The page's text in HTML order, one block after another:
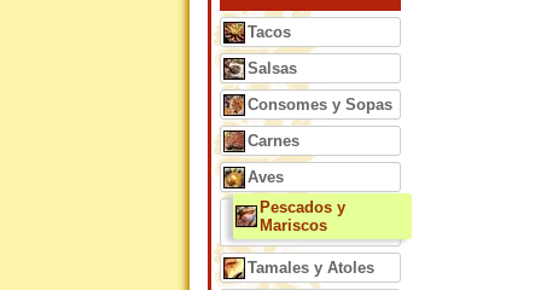
Tacos
Salsas
Consomes y Sopas
Carnes
Aves
Pescados y
Mariscos
Tamales y Atoles